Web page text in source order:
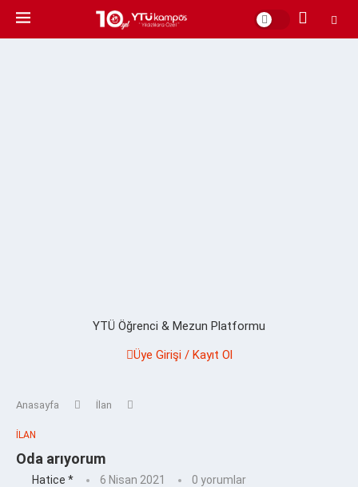
YTÜ Öğrenci & Mezun Platformu
Üye Girişi / Kayıt Ol
Anasayfa İlan
İLAN
Oda arıyorum
Hatice * 6 Nisan 2021 0 yorumlar